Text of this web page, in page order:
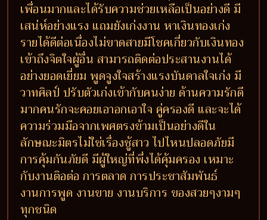
เพื่อนมากและได้รับความช่วยเหลือเป็นอย่างดี มี
เสน่ห์อย่างแรง แถมยังเก่งงาน หาเงินทองเก่ง
รายได้ดีต่อเนื่องไม่ขาดสายมีโชคเกี่ยวกับเงินทอง
เข้าถึงจิตใจผู้อื่น สามารถติดต่อประสานงานได้
อย่างยอดเยี่ยม พูดจูงใจสร้างแรงบันดาลใจเก่ง มี
วาทศิลป์ ปรับตัวเก่งเข้ากับคนง่าย ด้านความรักดี
มากคนรักจะคอยเอาอกเอาใจ คู่ครองดี และจะได้
ความร่วมมือจากเพศตรงข้ามเป็นอย่างดีใน
ลักษณะมิตรไม่ใช่เรื่องชู้สาว ไปไหนปลอดภัยมี
การคุ้มกันภัยดี มีผู้ใหญ่ที่พึ่งได้คุ้มครอง เหมาะ
กับงานติอต่อ การตลาด การประชาสัมพันธ์
งานการพูด งานขาย งานบริการ ของสวยๆงามๆ
ทุกชนิด